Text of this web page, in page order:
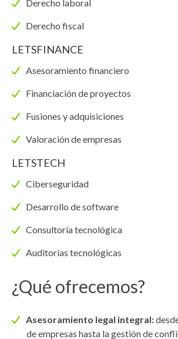
Derecho laboral
Derecho fiscal
LETSFINANCE
Asesoramiento financiero
Financiación de proyectos
Fusiones y adquisiciones
Valoración de empresas
LETSTECH
Ciberseguridad
Desarrollo de software
Consultoría tecnológica
Auditorías tecnológicas
¿Qué ofrecemos?
Asesoramiento legal integral:
de empresas hasta la gestión de